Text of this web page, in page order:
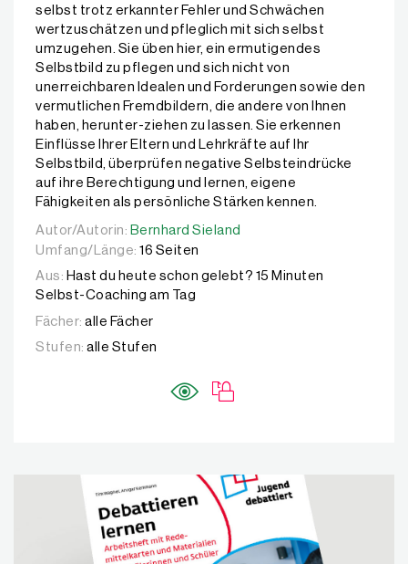
selbst trotz erkannter Fehler und Schwächen
wertzuschätzen und pfleglich mit sich selbst
umzugehen. Sie üben hier, ein ermutigendes
Selbstbild zu pflegen und sich nicht von
unerreichbaren Idealen und Forderungen sowie den
vermutlichen Fremdbildern, die andere von Ihnen
haben, herunter-ziehen zu lassen. Sie erkennen
Einflüsse Ihrer Eltern und Lehrkräfte auf Ihr
Selbstbild, überprüfen negative Selbsteindrücke
auf ihre Berechtigung und lernen, eigene
Fähigkeiten als persönliche Stärken kennen.
Autor/Autorin: Bernhard Sieland
Autor/Autorin: Bernhard Sieland
Umfang/Länge: 16 Seiten
Aus: Hast du heute schon gelebt? 15 Minuten
Selbst-Coaching am Tag
Fächer: alle Fächer
Stufen: alle Stufen